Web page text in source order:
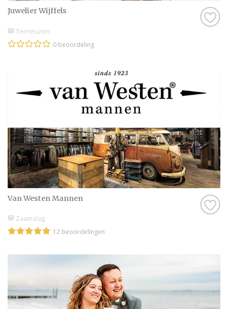
Juwelier Wijffels
Terneuzen
0 beoordeling
Van Westen Mannen
Zaamslag
12 beoordelingen